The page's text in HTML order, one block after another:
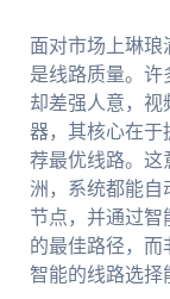
面对市场上琳琅
是线路质量。许
却差强人意，视
器，其核心在于
荐最优线路。这
洲，系统都能自
节点，并通过智
的最佳路径，而
智能的线路选择